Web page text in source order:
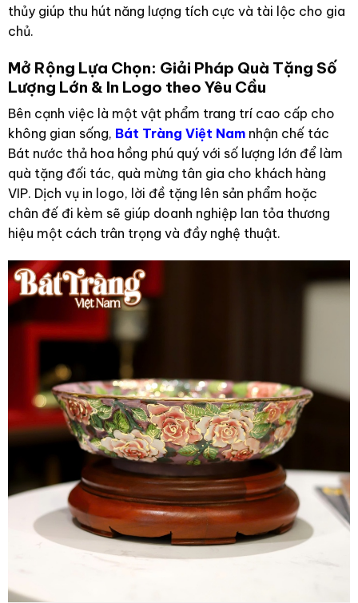
thủy giúp thu hút năng lượng tích cực và tài lộc cho gia
chủ.
Mở Rộng Lựa Chọn: Giải Pháp Quà Tặng Số
Lượng Lớn & In Logo theo Yêu Cầu
Bên cạnh việc là một vật phẩm trang trí cao cấp cho
không gian sống, Bát Tràng Việt Namnhận chế tác
Bát nước thả hoa hồng phú quý với số lượng lớn để làm
quà tặng đối tác, quà mừng tân gia cho khách hàng
VIP. Dịch vụ in logo, lời đề tặng lên sản phẩm hoặc
chân đế đi kèm sẽ giúp doanh nghiệp lan tỏa thương
hiệu một cách trân trọng và đầy nghệ thuật.